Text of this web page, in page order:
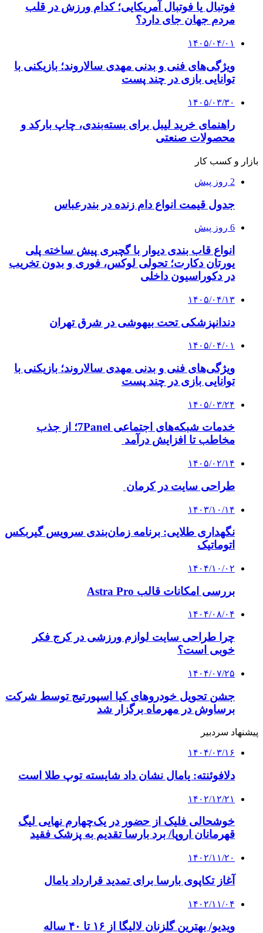
فوتبال یا فوتبال آمریکایی؛ کدام ورزش در قلب
مردم جهان جای دارد؟
۱۴۰۵/۰۴/۰۱
ویژگی‌های فنی و بدنی مهدی سالاروند؛ بازیکنی با
توانایی بازی در چند پست
۱۴۰۵/۰۳/۳۰
راهنمای خرید لیبل برای بسته‌بندی، چاپ بارکد و
محصولات صنعتی
بازار و کسب کار
2 روز پیش
جدول قیمت انواع دام زنده در بندرعباس
6 روز پیش
انواع قاب بندی دیوار با گچبری پیش ساخته پلی
یورتان دکارت؛ تحولی لوکس، فوری و بدون تخریب
در دکوراسیون داخلی
۱۴۰۵/۰۴/۱۳
دندانپزشکی تحت بیهوشی در شرق تهران
۱۴۰۵/۰۴/۰۱
ویژگی‌های فنی و بدنی مهدی سالاروند؛ بازیکنی با
توانایی بازی در چند پست
۱۴۰۵/۰۳/۲۴
خدمات شبکه‌های اجتماعی 7Panel؛ از جذب
مخاطب تا افزایش درآمد
۱۴۰۵/۰۲/۱۴
طراحی سایت در کرمان
۱۴۰۳/۱۰/۱۴
نگهداری طلایی: برنامه زمان‌بندی سرویس گیربکس
اتوماتیک
۱۴۰۴/۱۰/۰۲
بررسی امکانات قالب Astra Pro
۱۴۰۴/۰۸/۰۴
چرا طراحی سایت لوازم ورزشی در کرج فکر
خوبی است؟
۱۴۰۴/۰۷/۲۵
جشن تحویل خودروهای کیا اسپورتیج توسط شرکت
برساوش در مهرماه برگزار شد
پیشنهاد سردبیر
۱۴۰۴/۰۳/۱۶
دلافوئنته: یامال نشان داد شایسته توپ طلا است
۱۴۰۲/۱۲/۲۱
خوشحالی فلیک از حضور در یک‌چهارم نهایی لیگ
قهرمانان اروپا/ برد بارسا تقدیم به پزشک فقید
۱۴۰۲/۱۱/۲۰
آغاز تکاپوی بارسا برای تمدید قرارداد یامال
۱۴۰۲/۱۱/۰۴
ویدیو/ بهترین‌ گلزنان لالیگا از ۱۶ تا ۴۰ ساله